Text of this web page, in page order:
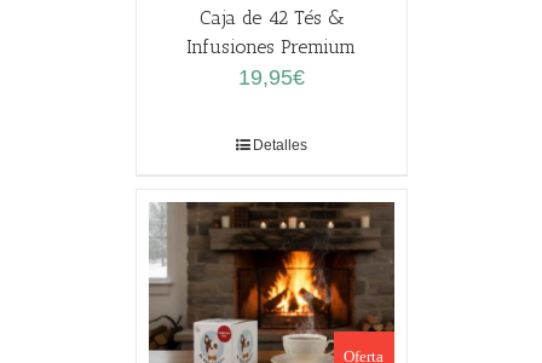
Caja de 42 Tés &
Infusiones Premium
19,95€
Detalles
Oferta